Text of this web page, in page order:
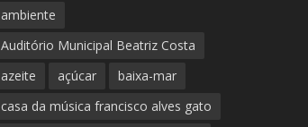
ambiente
Auditório Municipal Beatriz Costa
azeite
açúcar
baixa-mar
casa da música francisco alves gato